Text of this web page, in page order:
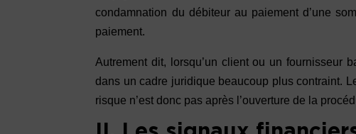
condamnation du débiteur au paiement d’une
paiement.
Autrement dit, lorsqu’un client ou un fournisseur
dans un cadre juridique beaucoup plus contraint.
risque n’est donc pas après l’ouverture de la